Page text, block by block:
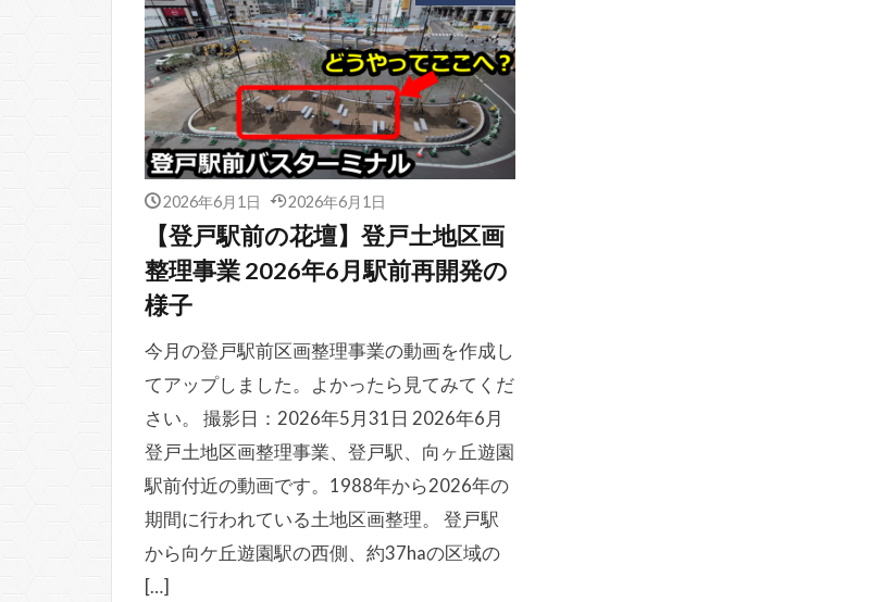
2026年6月1日 2026年6月1日
【登戸駅前の花壇】登戸土地区画
整理事業 2026年6月駅前再開発の
様子
今月の登戸駅前区画整理事業の動画を作成し
てアップしました。よかったら見てみてくだ
さい。 撮影日：2026年5月31日 2026年6月
登戸土地区画整理事業、登戸駅、向ヶ丘遊園
駅前付近の動画です。1988年から2026年の
期間に行われている土地区画整理。 登戸駅
から向ケ丘遊園駅の西側、約37haの区域の
[…]